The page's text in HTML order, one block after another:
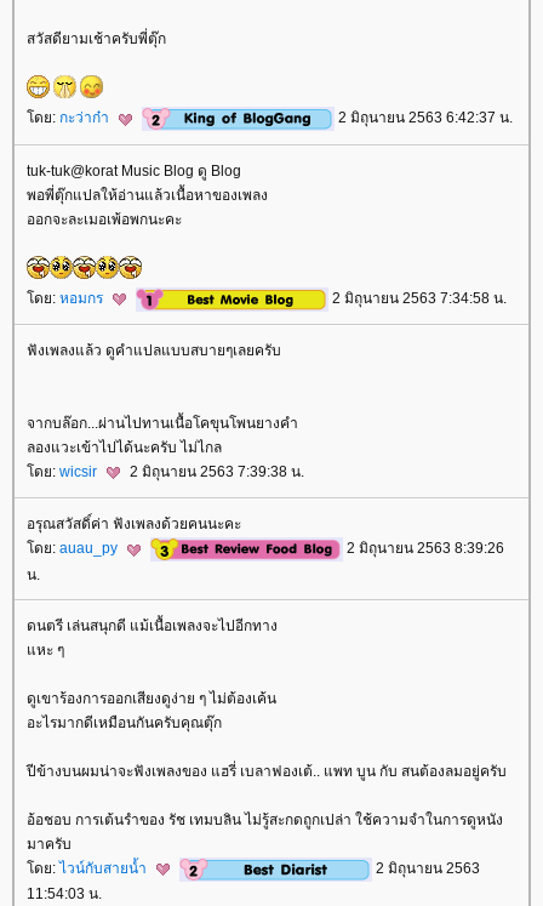
สวัสดียามเช้าครับพี่ตุ๊ก
ดย: กะว่าก๋า 2 มิถุนายน 2563 6:42:37 น.
tuk-tuk@korat Music Blog ดู Blog
พอพี่ตุ๊กแปลให้อ่านแล้วเนื้อหาของเพลง
ออกจะละเมอเพ้อพกนะคะ
ดย: หอมกร 2 มิถุนายน 2563 7:34:58 น.
ฟังเพลงแล้ว ดูคำแปลแบบสบายๆเลยครับ
จากบล๊อก...ผ่านไปทานเนื้อโคขุนโพนยางคำ
ลองแวะเข้าไปได้นะครับ ไม่ไกล
ดย: wicsir 2 มิถุนายน 2563 7:39:38 น.
อรุณสวัสดิ์ค่า ฟังเพลงด้วยคนนะคะ
ดย: auau_py
2 มิถุนายน 2563 8:39:26
น.
ดนตรี เล่นสนุกดี แม้เนื้อเพลงจะไปอีกทาง
หะ ๆ
ดูเขาร้องการออกเสียงดูง่าย ๆ ไม่ต้องเค้น
อะไรมากดีเหมือนกันครับคุณตุ๊ก
ปีข้างบนผมน่าจะฟังเพลงของ แฮรี่ เบลาฟองเต้.. แพท บูน กับ สนต้องลมอยู่ครับ
อ้อชอบ การเต้นรำของ รัช เทมบลิน ไม่รู้สะกดถูกเปล่า ใช้ความจำในการดูหนัง
มาครับ
ดย:ไวน์กับสายน้ำ
2 มิถุนายน 2563
11:54:03 น.